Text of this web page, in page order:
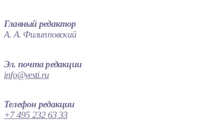
Главный редактор
А. А. Филипповский
Эл. почта редакции
info@vesti.ru
Телефон редакции
+7 495 232 63 33